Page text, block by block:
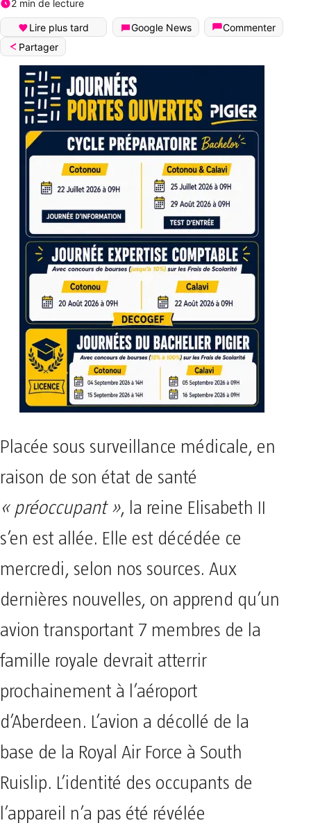
2 min de lecture
Lire plus tard Google News
Commenter
Partager
Placée sous surveillance médicale, en
raison de son état de santé
« préoccupant », la reine Elisabeth II
s’en est allée. Elle est décédée ce
mercredi, selon nos sources. Aux
dernières nouvelles, on apprend qu’un
avion transportant 7 membres de la
famille royale devrait atterrir
prochainement à l’aéroport
d’Aberdeen. L’avion a décollé de la
base de la Royal Air Force à South
Ruislip. L’identité des occupants de
l’appareil n’a pas été révélée